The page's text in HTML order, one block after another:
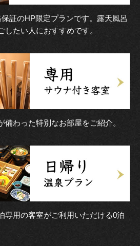
証のHP限定プランです。露天風呂
たい人におすすめです。
備わった特別なお部屋をご紹介。
専用の客室がご利用いただける0泊